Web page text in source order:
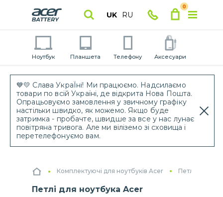
💙💛 Слава УкраЇні! Ми працюємо. Надсилаємо
товари по всій Україні, де відкрита Нова Пошта.
Опрацьовуємо замовлення у звичному графіку
настільки швидко, як можемо. Якщо буде
затримка - пробачте, швидше за все у нас лунає
повітряна тривога. Але ми віліземо зі сховища і
перетелефонуємо вам.
UK RU
0
Ноутбук Планшета Телефону Аксесуари
Комплектуючі для ноутбуків Acer Петлі
Петлі для ноутбука Acer